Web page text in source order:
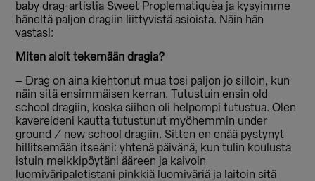
baby drag-artistia Sweet Proplematiquèa ja kysyimme
häneltä paljon dragiin liittyvistä asioista. Näin hän
vastasi:
Miten aloit tekemään dragia?
– Drag on aina kiehtonut mua tosi paljon jo silloin, kun
näin sitä ensimmäisen kerran. Tutustuin ensin old
school dragiin, koska siihen oli helpompi tutustua. Olen
kavereideni kautta tutustunut myöhemmin under
ground / new school dragiin. Sitten en enää pystynyt
hillitsemään itseäni: yhtenä päivänä, kun tulin koulusta
istuin meikkipöytäni ääreen ja kaivoin
luomiväripaletistani pinkkiä luomiväriä ja laitoin sitä